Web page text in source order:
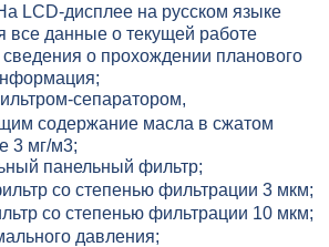
LCD-дисплее на русском языке
все данные о текущей работе
о прохождении планового
сепаратором,
содержание масла в сжатом
3 мг/м3;
панельный фильтр;
со степенью фильтрации 3 мкм;
со степенью фильтрации 10 мкм;
давления;